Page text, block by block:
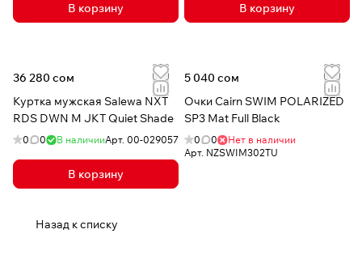
В корзину В корзину
36 280 сом
Куртка мужская Salewa NXT
RDS DWN M JKT Quiet Shade
0 0 В наличииАрт. 00-029057
В корзину
5 040 сом
Очки Cairn SWIM POLARIZED
SP3 Mat Full Black
0 0
Нет в наличии
Арт. NZSWIM302TU
Назад к списку